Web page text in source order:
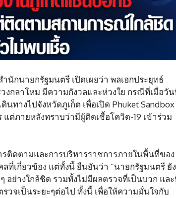
กนายกรัฐมนตรี เปิดเผยว่า พลเอกประยุทธ์
กลาโหม มีความกังวลและห่วงใย กรณีที่เมื่อวั
ทางไปจังหวัดภูเก็ต เพื่อเปิด Phuket Sandbox
ต่ภายหลังทราบว่ามีผู้ติดเชื้อโควิด-19 เข้าร่วม
ติดตามและการบริหารราชการภายในพื้นที่ของ
ที่เกี่ยวข้อง แต่ทั้งนี้ ยืนยันว่า “นายกรัฐมนตรี ยัง
ย่างใกล้ชิด รวมทั้งไม่มีผลตรวจที่เป็นบวก แล
วจเป็นระยะๆต่อไป ทั้งนี้ เพื่อให้ความมั่นใจกับ